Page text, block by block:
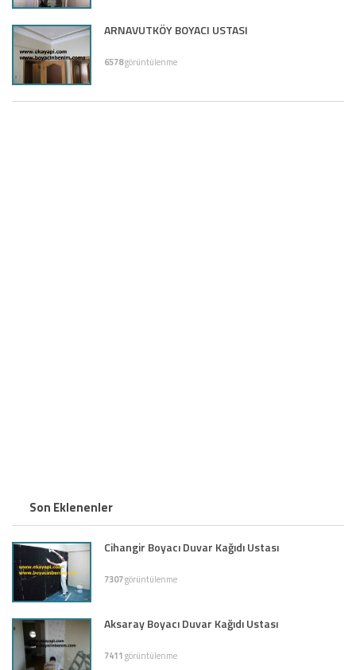
ARNAVUTKÖY BOYACI USTASI
6578görüntülenme
Son Eklenenler
Cihangir Boyacı Duvar Kağıdı Ustası
7307görüntülenme
Aksaray Boyacı Duvar Kağıdı Ustası
7411görüntülenme